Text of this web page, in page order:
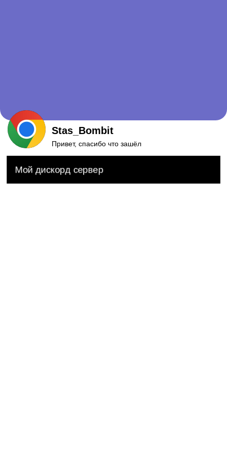
Stas_Bombit
Привет, спасибо что зашёл
Мой дискорд сервер